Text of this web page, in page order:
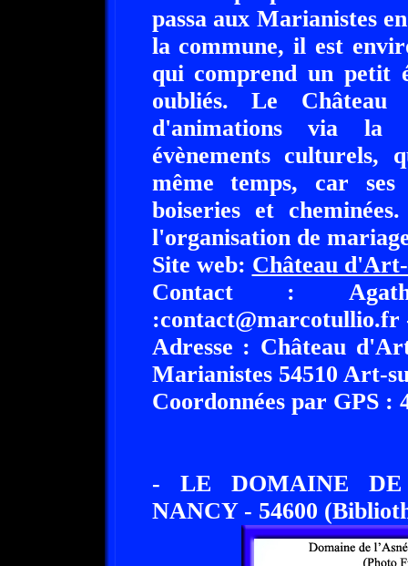
passa aux Marianistes
la commune, il est
qui comprend un petit
oubliés. Le
d'animations via la
évènements
même temps, car
boiseries et
l'organisation de
Site web: Château
Contact :
:contact@marcotullio.fr
Adresse : Château
Marianistes 54510 Art-
Coordonnées par GPS :
- LE DOMAINE DE
NANCY - 54600